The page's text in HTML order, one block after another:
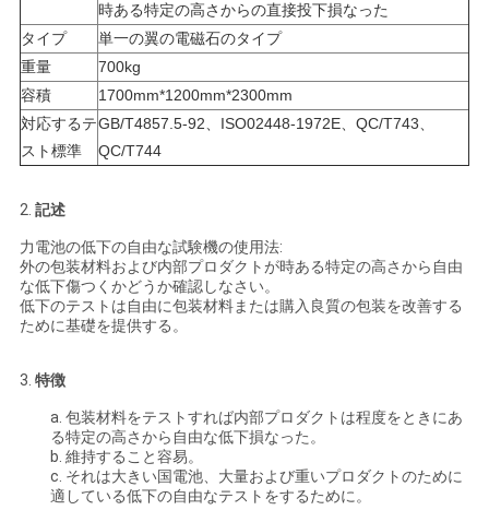
ュ
ー
ス
用
を
要
時ある特定の高さからの直接投下損なった
タイプ
単一の翼の電磁石のタイプ
重量
700kg
容積
1700mm*1200mm*2300mm
対応するテ
スト標準
GB/T4857.5-92、ISO02448-1972E、QC/T743、
QC/T744
2. 記述
力電池の低下の自由な試験機の使用法:
外の包装材料および内部プロダクトが時ある特定の高さから自由
な低下傷つくかどうか確認しなさい。
低下のテストは自由に包装材料または購入良質の包装を改善する
ために基礎を提供する。
3. 特徴
a.包装材料をテストすれば内部プロダクトは程度をときにあ
る特定の高さから自由な低下損なった。
b. 維持すること容易。
c. それは大きい国電池、大量および重いプロダクトのために
適している低下の自由なテストをするために。